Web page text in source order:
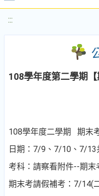
:::
108學年度第二學期
108學年度二學期 期末
日期：7/9、7/10、7/13
考科：請察看附件--期末
期末考請假補考：7/14(